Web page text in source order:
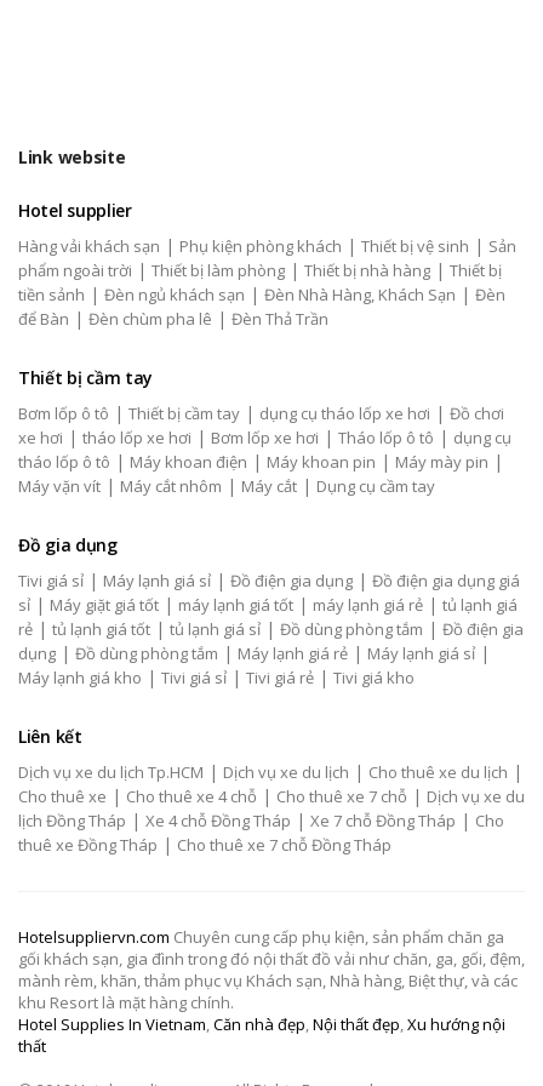
Link website
Hotel supplier
Hàng vải khách sạn | Phụ kiện phòng khách | Thiết bị vệ sinh | Sản
phẩm ngoài trời | Thiết bị làm phòng | Thiết bị nhà hàng | Thiết bị
tiền sảnh | Đèn ngủ khách sạn | Đèn Nhà Hàng, Khách Sạn | Đèn
để Bàn | Đèn chùm pha lê | Đèn Thả Trần
Thiết bị cầm tay
Bơm lốp ô tô | Thiết bị cầm tay | dụng cụ tháo lốp xe hơi | Đồ chơi
xe hơi | tháo lốp xe hơi | Bơm lốp xe hơi | Tháo lốp ô tô | dụng cụ
tháo lốp ô tô | Máy khoan điện | Máy khoan pin | Máy mày pin |
Máy vặn vít | Máy cắt nhôm | Máy cắt | Dụng cụ cầm tay
Đồ gia dụng
Tivi giá sỉ | Máy lạnh giá sỉ | Đồ điện gia dụng | Đồ điện gia dụng giá
sỉ | Máy giặt giá tốt | máy lạnh giá tốt | máy lạnh giá rẻ | tủ lạnh giá
rẻ | tủ lạnh giá tốt | tủ lạnh giá sỉ | Đồ dùng phòng tắm | Đồ điện gia
dụng | Đồ dùng phòng tắm | Máy lạnh giá rẻ | Máy lạnh giá sỉ |
Máy lạnh giá kho | Tivi giá sỉ | Tivi giá rẻ | Tivi giá kho
Liên kết
Dịch vụ xe du lịch Tp.HCM | Dịch vụ xe du lịch | Cho thuê xe du lịch |
Cho thuê xe | Cho thuê xe 4 chỗ | Cho thuê xe 7 chỗ | Dịch vụ xe du
lịch Đồng Tháp | Xe 4 chỗ Đồng Tháp | Xe 7 chỗ Đồng Tháp | Cho
thuê xe Đồng Tháp | Cho thuê xe 7 chỗ Đồng Tháp
Hotelsuppliervn.com Chuyên cung cấp phụ kiện, sản phẩm chăn ga
gối khách sạn, gia đình trong đó nội thất đồ vải như chăn, ga, gối, đệm,
mành rèm, khăn, thảm phục vụ Khách sạn, Nhà hàng, Biệt thự, và các
khu Resort là mặt hàng chính.
Hotel Supplies In Vietnam,Căn nhà đẹp,Nội thất đẹp,Xu hướng nội
thất